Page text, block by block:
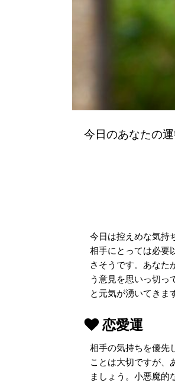
今日のあなたの
今日は控えめな気持
相手にとっては必要
さそうです。あなた
う意見を思いっ切っ
と元気が湧いてきま
恋愛運
相手の気持ちを優先
ことは大切ですが、
ましょう。小悪魔的